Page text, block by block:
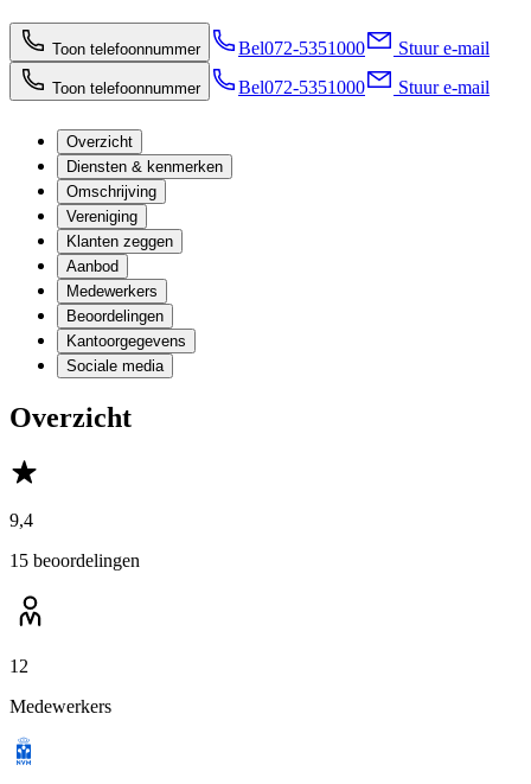
Toon telefoonnummer Bel072-5351000 Stuur e-mail
Toon telefoonnummer Bel072-5351000 Stuur e-mail
Overzicht
Diensten & kenmerken
Omschrijving
Vereniging
Klanten zeggen
Aanbod
Medewerkers
Beoordelingen
Kantoorgegevens
Sociale media
Overzicht
9,4
15 beoordelingen
12
Medewerkers